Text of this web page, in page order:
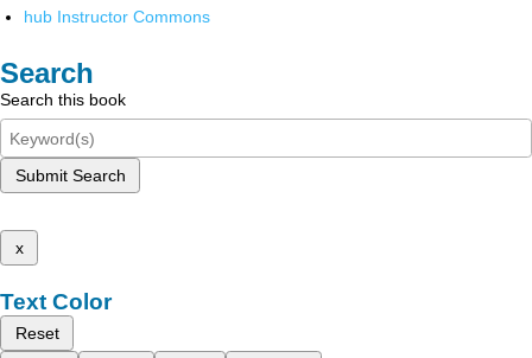
hub Instructor Commons
Search
Search this book
Submit Search
x
Text Color
Reset